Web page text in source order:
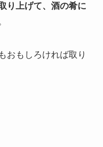
り上げて、酒の肴に
おもしろければ取り